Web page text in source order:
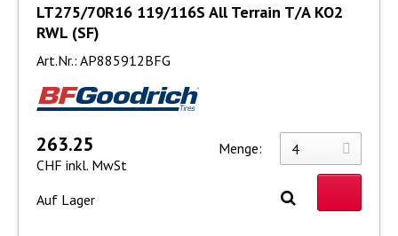
LT275/70R16 119/116S All Terrain T/A KO2
RWL (SF)
Art.Nr.: AP885912BFG
263.25
CHF inkl. MwSt
Menge:
Auf Lager